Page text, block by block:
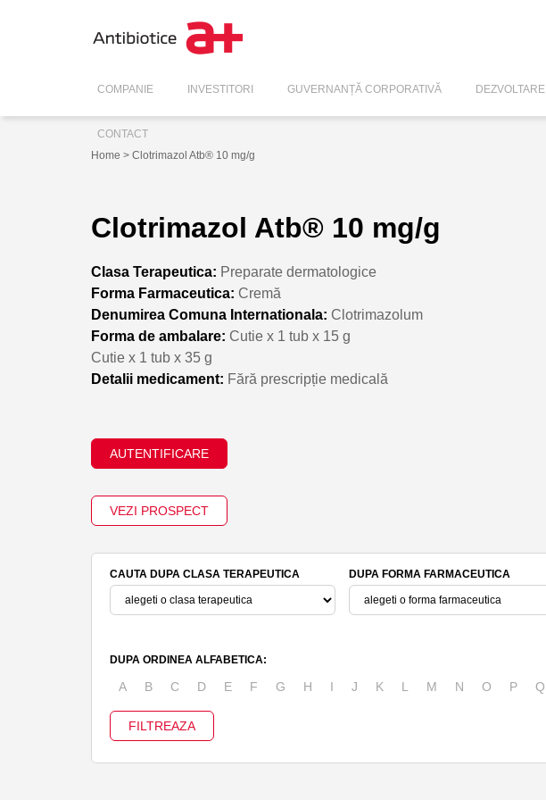
COMPANIE INVESTITORI GUVERNANȚĂ CORPORATIVĂ DEZVOLTARE
CONTACT
Home > Clotrimazol Atb® 10 mg/g
Clotrimazol Atb® 10 mg/g
Clasa Terapeutica: Preparate dermatologice
Forma Farmaceutica: Cremă
Denumirea Comuna Internationala: Clotrimazolum
Forma de ambalare: Cutie x 1 tub x 15 g
Cutie x 1 tub x 35 g
Detalii medicament: Fără prescripție medicală
AUTENTIFICARE
VEZI PROSPECT
CAUTA DUPA CLASA TERAPEUTICA DUPA FORMA FARMACEUTICA
DUPA ORDINEA ALFABETICA:
A B C D E F G H I J K L M N O P Q